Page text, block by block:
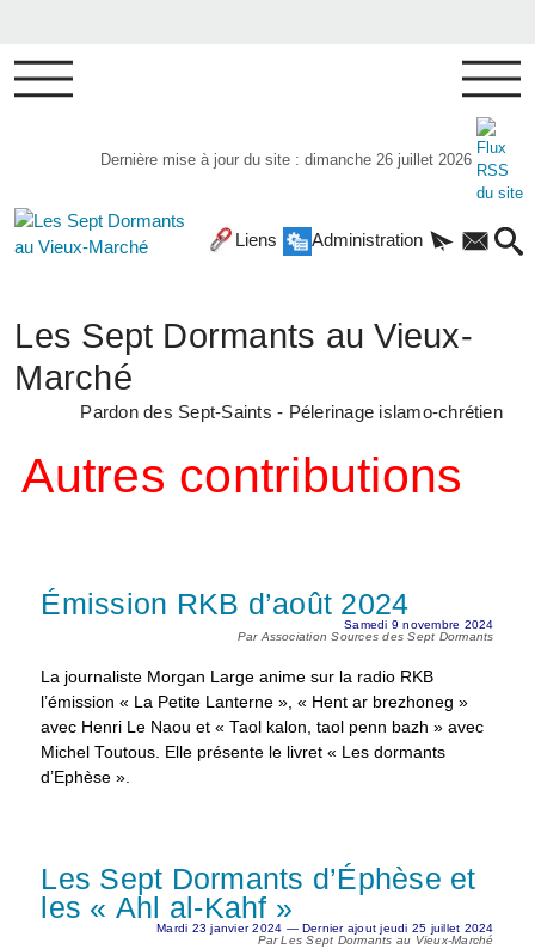
Dernière mise à jour du site : dimanche 26 juillet 2026
Liens Administration
Les Sept Dormants au Vieux-
Marché
Pardon des Sept-Saints - Pélerinage islamo-chrétien
Autres contributions
Émission RKB d’août 2024
Samedi 9 novembre 2024
Par Association Sources des Sept Dormants
La journaliste Morgan Large anime sur la radio RKB
l’émission « La Petite Lanterne », « Hent ar brezhoneg »
avec Henri Le Naou et « Taol kalon, taol penn bazh » avec
Michel Toutous. Elle présente le livret « Les dormants
d’Ephèse ».
Les Sept Dormants d’Éphèse et
les « Ahl al-Kahf »
Mardi 23 janvier 2024 — Dernier ajout jeudi 25 juillet 2024
Par Les Sept Dormants au Vieux-Marché